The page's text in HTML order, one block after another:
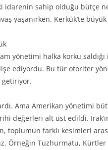
idarenin sahip olduğu bütçe
yaşanırken, Kerkük’te büyük
yönetimi halka korku
ediyordu. Bu tür otoriter
getiriyor.
Ama Amerikan yönetimi
değerleri alt üst edildi.
toplumun farklı kesimleri
Örneğin Tuzhurmatu, Kürtler